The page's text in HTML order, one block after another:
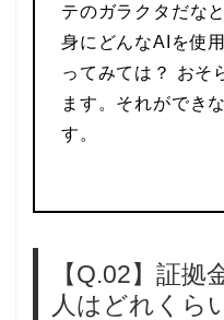
テのガラクタだな
身にどんなAIを使
ってみては？ おそ
ます。それができ
す。
【Q.02】証拠
人はどれくら